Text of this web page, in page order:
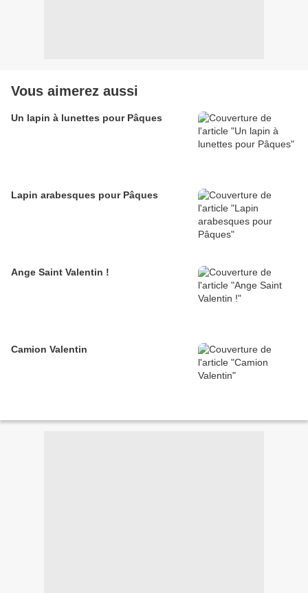
Vous aimerez aussi
Un lapin à lunettes pour Pâques
Lapin arabesques pour Pâques
Ange Saint Valentin !
Camion Valentin